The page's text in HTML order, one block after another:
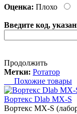
Оценка: Плохо
Введите код,
Продолжить
Метки: Ротатор
Похожие товары
Вортекс Dlab MX-S
Вортекс MX-S